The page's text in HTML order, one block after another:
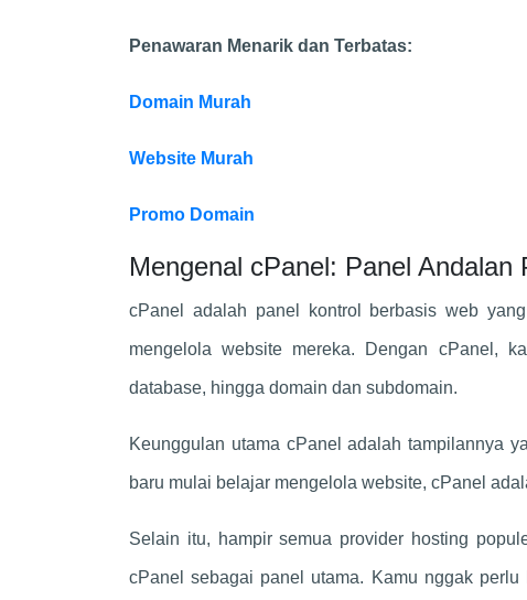
Penawaran Menarik dan Terbatas:
Domain Murah
Website Murah
Promo Domain
Mengenal cPanel: Panel Andalan
cPanel adalah panel kontrol berbasis web
mengelola website mereka. Dengan cPanel,
database, hingga domain dan subdomain.
Keunggulan utama cPanel adalah tampilannya
baru mulai belajar mengelola website, cPanel
Selain itu, hampir semua provider hosting
cPanel sebagai panel utama. Kamu nggak